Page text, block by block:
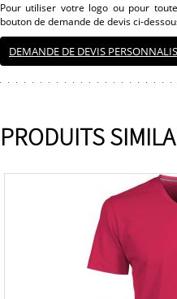
Pour utiliser votre logo ou pour
bouton de demande de devis ci-
DEMANDE DE DEVIS
PRODUITS